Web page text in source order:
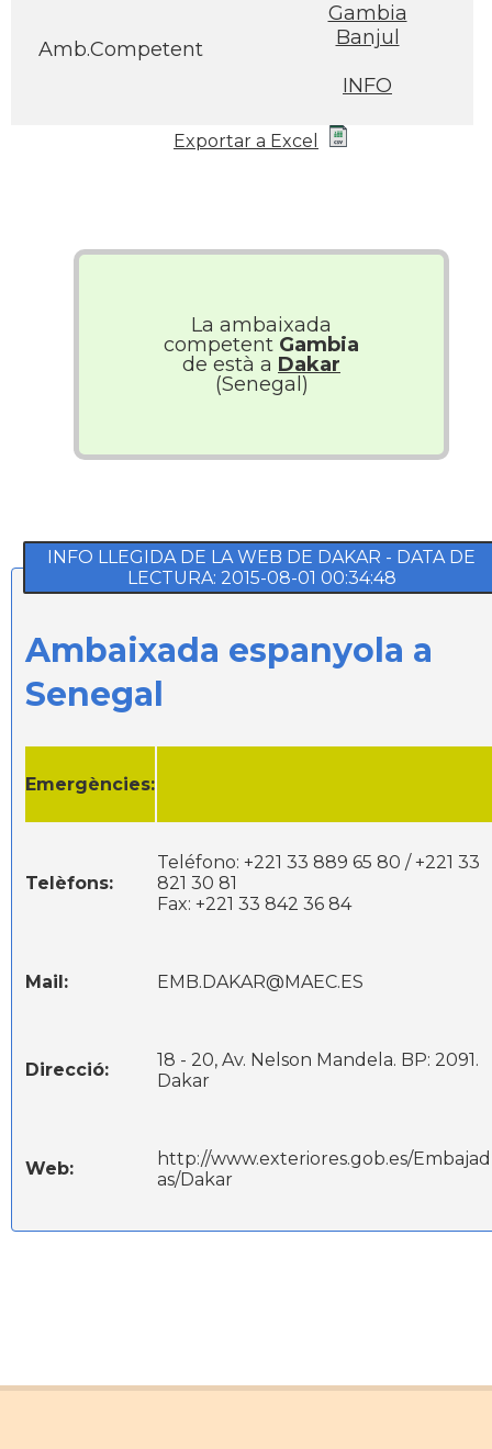
Amb.Competent
Gambia
Banjul
INFO
Exportar a Excel
La ambaixada
competent Gambia
de està a Dakar
(Senegal)
INFO LLEGIDA DE LA WEB DE DAKAR - DATA DE
LECTURA: 2015-08-01 00:34:48
Ambaixada espanyola a
Senegal
Emergències:
Telèfons:
Teléfono: +221 33 889 65 80 / +221 33
821 30 81
Fax: +221 33 842 36 84
Mail: EMB.DAKAR@MAEC.ES
Direcció:
18 - 20, Av. Nelson Mandela. BP: 2091.
Dakar
Web:
http://www.exteriores.gob.es/Embajad
as/Dakar